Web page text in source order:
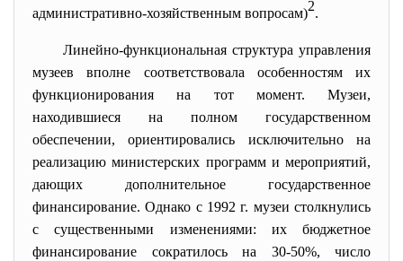
административно-хозяйственным вопросам)2.
Линейно-функциональная структура управления
музеев вполне соответствовала особенностям их
функционирования на тот момент. Музеи,
находившиеся на полном государственном
обеспечении, ориентировались исключительно на
реализацию министерских программ и мероприятий,
дающих дополнительное государственное
финансирование. Однако с 1992 г. музеи столкнулись
с существенными изменениями: их бюджетное
финансирование сократилось на 30-50%, число